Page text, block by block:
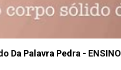
Da Palavra Pedra - ENSINO